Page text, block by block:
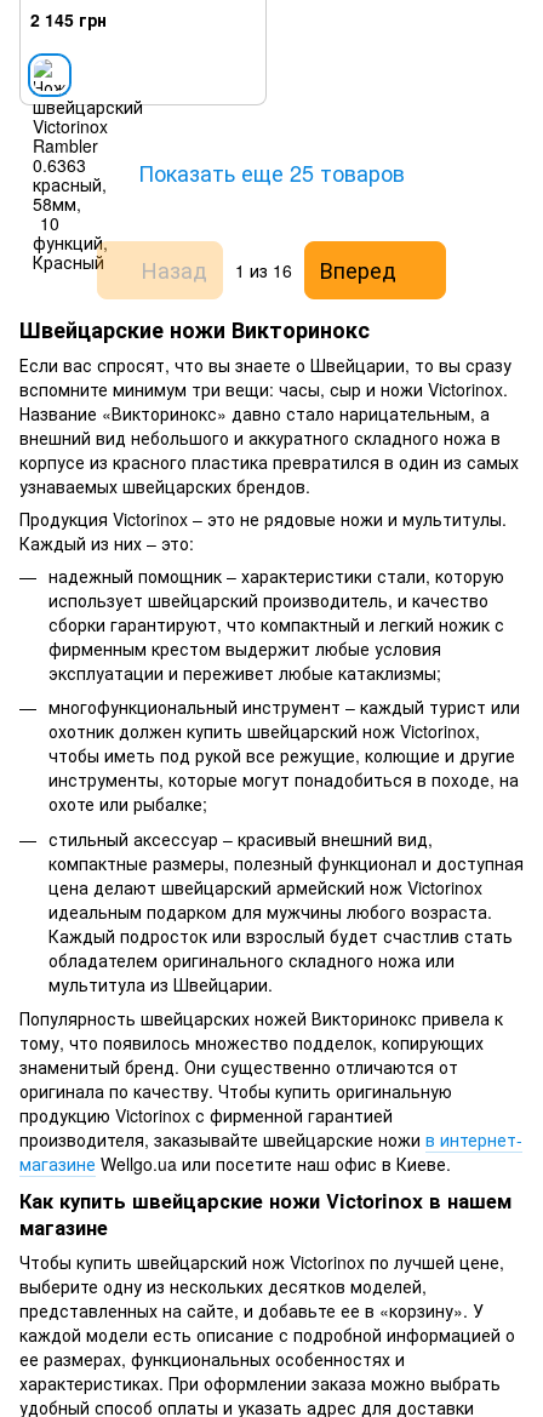
2 145 грн
Показать еще 25 товаров
Назад 1 из 16
Вперед
Швейцарские ножи Викторинокс
Если вас спросят, что вы знаете о Швейцарии, то вы сразу
вспомните минимум три вещи: часы, сыр и ножи Victorinox.
Название «Викторинокс» давно стало нарицательным, а
внешний вид небольшого и аккуратного складного ножа в
корпусе из красного пластика превратился в один из самых
узнаваемых швейцарских брендов.
Продукция Victorinox – это не рядовые ножи и мультитулы.
Каждый из них – это:
надежный помощник – характеристики стали, которую
использует швейцарский производитель, и качество
сборки гарантируют, что компактный и легкий ножик с
фирменным крестом выдержит любые условия
эксплуатации и переживет любые катаклизмы;
многофункциональный инструмент – каждый турист или
охотник должен купить швейцарский нож Victorinox,
чтобы иметь под рукой все режущие, колющие и другие
инструменты, которые могут понадобиться в походе, на
охоте или рыбалке;
стильный аксессуар – красивый внешний вид,
компактные размеры, полезный функционал и доступная
цена делают швейцарский армейский нож Victorinox
идеальным подарком для мужчины любого возраста.
Каждый подросток или взрослый будет счастлив стать
обладателем оригинального складного ножа или
мультитула из Швейцарии.
Популярность швейцарских ножей Викторинокс привела к
тому, что появилось множество подделок, копирующих
знаменитый бренд. Они существенно отличаются от
оригинала по качеству. Чтобы купить оригинальную
продукцию Victorinox с фирменной гарантией
производителя, заказывайте швейцарские ножи в интернет-
магазине Wellgo.ua или посетите наш офис в Киеве.
Как купить швейцарские ножи Victorinox в нашем
магазине
Чтобы купить швейцарский нож Victorinox по лучшей цене,
выберите одну из нескольких десятков моделей,
представленных на сайте, и добавьте ее в «корзину». У
каждой модели есть описание с подробной информацией о
ее размерах, функциональных особенностях и
характеристиках. При оформлении заказа можно выбрать
удобный способ оплаты и указать адрес для доставки